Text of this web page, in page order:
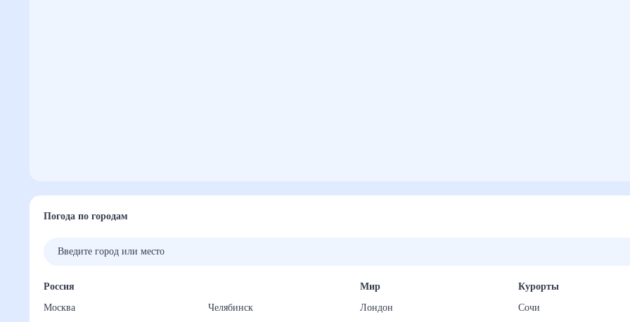
Погода по городам
Россия
Москва
Челябинск
Мир
Лондон
Курорты
Сочи